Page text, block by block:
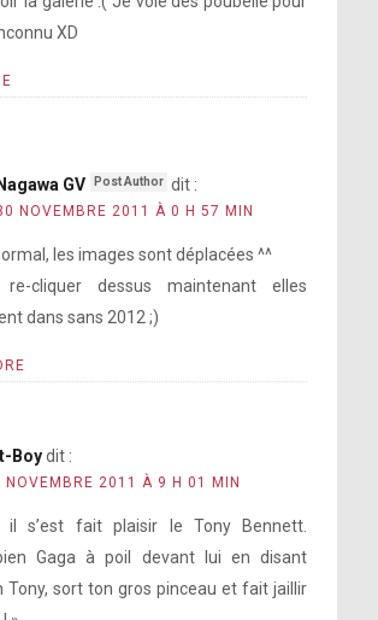
XD
Nagawa GV dit :
NOVEMBRE 2011 À 0 H 57 MIN
les images sont déplacées ^^
cliquer dessus maintenant elles
dans sans 2012 ;)
Boy dit :
NOVEMBRE 2011 À 9 H 01 MIN
il s’est fait plaisir le Tony Bennett.
Gaga à poil devant lui en disant
Tony, sort ton gros pinceau et fait jaillir